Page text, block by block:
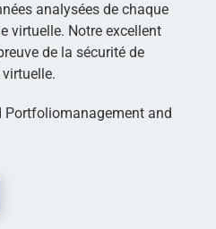
analysées de chaque
virtuelle. Notre excellent
de la sécurité de
Portfoliomanagement and